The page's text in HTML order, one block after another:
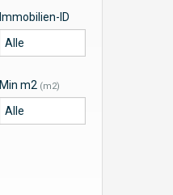
Immobilien-ID
Min m2 (m2)